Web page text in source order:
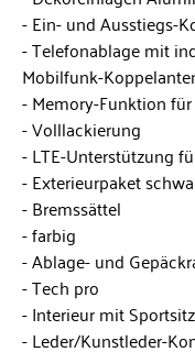
Ein- und Ausstiegs-
Telefonablage mit
Mobilfunk-
Memory-Funktion
Volllackierung
LTE-Unterstützung
Exterieurpaket
Bremssättel
farbig
Ablage- und
Tech pro
Interieur mit
Leder/Kunstleder-